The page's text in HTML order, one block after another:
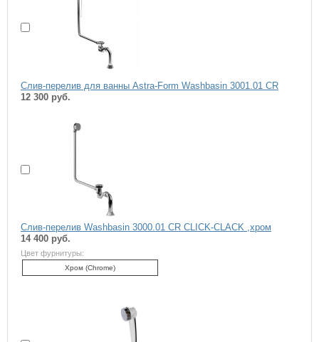
Слив-перелив для ванны Astra-Form Washbasin 3001.01 CR
12 300 руб.
Слив-перелив Washbasin 3000.01 CR CLICK-CLACK ,хром
14 400 руб.
Цвет фурнитуры:
Хром (Chrome)